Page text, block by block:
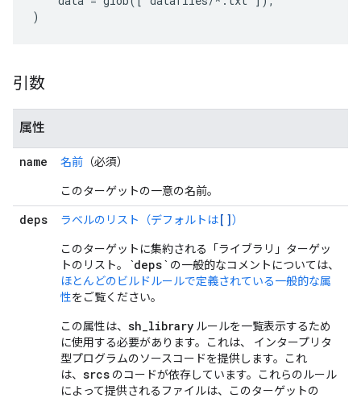
引数
属性
name 名前 （必須）
このターゲットの一意の名前。
deps ラベルのリスト（デフォルトは[]）
このターゲットに集約される「ライブラリ」ターゲッ
トのリスト。 `deps` の一般的なコメントについては、
ほとんどのビルドルールで定義されている一般的な属
性をご覧ください。
この属性は、 sh_library ルールを一覧表示するため
に使用する必要があります。これは、 インタープリタ
型プログラムのソースコードを提供します。これ
は、 srcs のコードが依存しています。これらのルール
によって提供されるファイルは、このターゲットの